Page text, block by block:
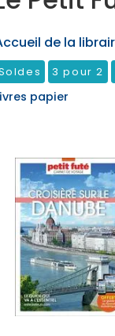
de la
3 pour 2
papier